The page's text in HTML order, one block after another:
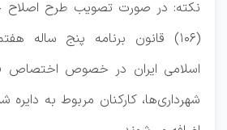
(106) قانون برنامه پنج ساله
اسلامی ایران در خصوص اختصاص
شهرداری‌ها، کارکنان مربوط به